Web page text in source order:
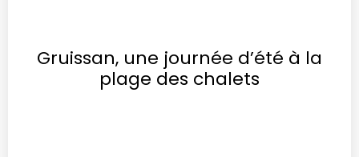
Gruissan, une journée d’été à la
plage des chalets